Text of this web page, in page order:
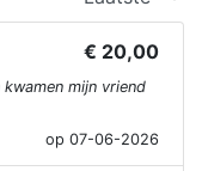
€ 20,00
mijn vriend
op 07-06-2026